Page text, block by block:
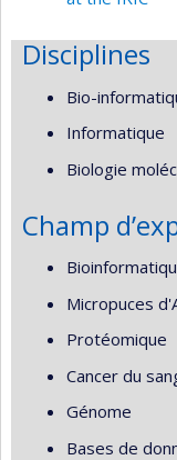
Disciplines
Bio-
Informatique
Biologie
Champ
Micropuces
Protéomique
Cancer du
Génome
Bases de